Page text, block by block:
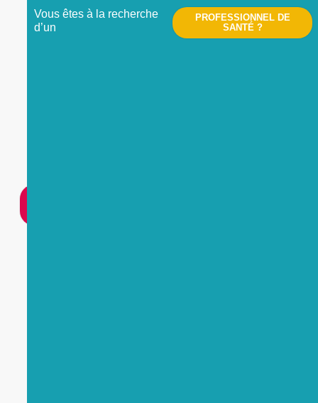
Vous êtes à la recherche
d’un
PROFESSIONNEL DE
SANTÉ ?